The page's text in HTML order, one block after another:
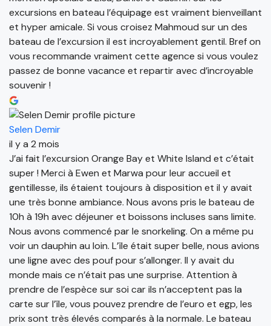
excursions en bateau l’équipage est vraiment bienveillant
et hyper amicale. Si vous croisez Mahmoud sur un des
bateau de l’excursion il est incroyablement gentil. Bref on
vous recommande vraiment cette agence si vous voulez
passez de bonne vacance et repartir avec d’incroyable
souvenir !
Selen Demir
il y a 2 mois
J’ai fait l’excursion Orange Bay et White Island et c’était
super ! Merci à Ewen et Marwa pour leur accueil et
gentillesse, ils étaient toujours à disposition et il y avait
une très bonne ambiance. Nous avons pris le bateau de
10h à 19h avec déjeuner et boissons incluses sans limite.
Nous avons commencé par le snorkeling. On a même pu
voir un dauphin au loin. L’île était super belle, nous avions
une ligne avec des pouf pour s’allonger. Il y avait du
monde mais ce n’était pas une surprise. Attention à
prendre de l’espèce sur soi car ils n’acceptent pas la
carte sur l’île, vous pouvez prendre de l’euro et egp, les
prix sont très élevés comparés à la normale. Le bateau